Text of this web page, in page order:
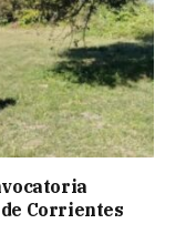
Corrientes